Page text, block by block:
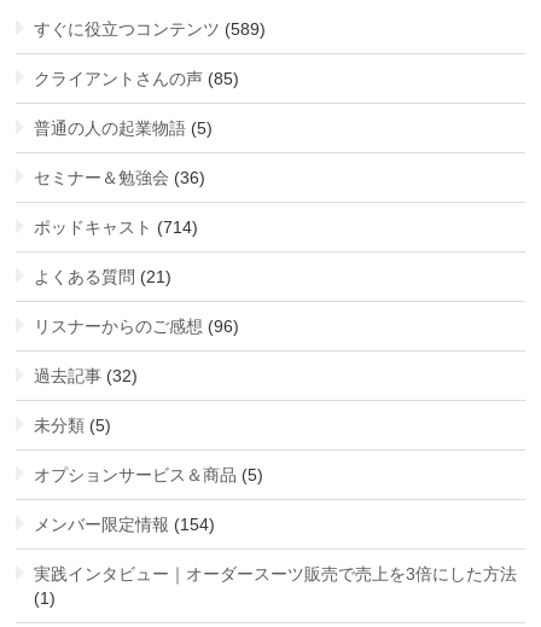
すぐに役立つコンテンツ (589)
クライアントさんの声 (85)
普通の人の起業物語 (5)
セミナー＆勉強会 (36)
ポッドキャスト (714)
よくある質問 (21)
リスナーからのご感想 (96)
過去記事 (32)
未分類 (5)
オプションサービス＆商品 (5)
メンバー限定情報 (154)
実践インタビュー｜オーダースーツ販売で売上を3倍にした方法
(1)